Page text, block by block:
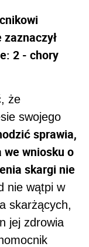
2 - chory
że
swojego
sprawia,
wniosku o
skargi nie
nie wątpi w
skarżących,
jej zdrowia